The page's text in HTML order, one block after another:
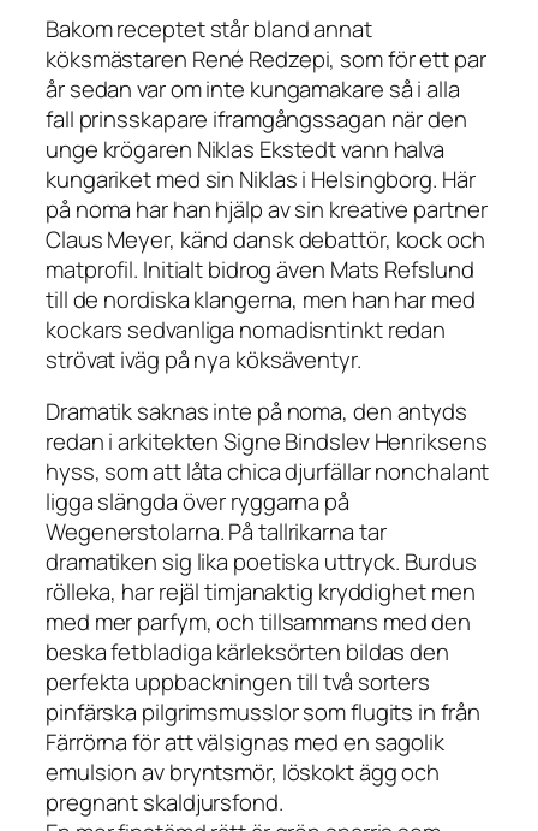
Bakom receptet står bland annat
köksmästaren René Redzepi, som för ett par
år sedan var om inte kungamakare så i alla
fall prinsskapare iframgångssagan när den
unge krögaren Niklas Ekstedt vann halva
kungariket med sin Niklas i Helsingborg. Här
på noma har han hjälp av sin kreative partner
Claus Meyer, känd dansk debattör, kock och
matprofil. Initialt bidrog även Mats Refslund
till de nordiska klangerna, men han har med
kockars sedvanliga nomadisntinkt redan
strövat iväg på nya köksäventyr.
Dramatik saknas inte på noma, den antyds
redan i arkitekten Signe Bindslev Henriksens
hyss, som att låta chica djurfällar nonchalant
ligga slängda över ryggarna på
Wegenerstolarna. På tallrikarna tar
dramatiken sig lika poetiska uttryck. Burdus
rölleka, har rejäl timjanaktig kryddighet men
med mer parfym, och tillsammans med den
beska fetbladiga kärleksörten bildas den
perfekta uppbackningen till två sorters
pinfärska pilgrimsmusslor som flugits in från
Färrörna för att välsignas med en sagolik
emulsion av bryntsmör, löskokt ägg och
pregnant skaldjursfond.